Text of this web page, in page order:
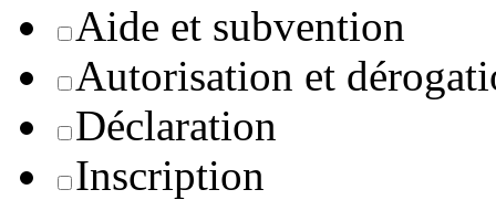
Aide et subvention
Autorisation et
Déclaration
Inscription